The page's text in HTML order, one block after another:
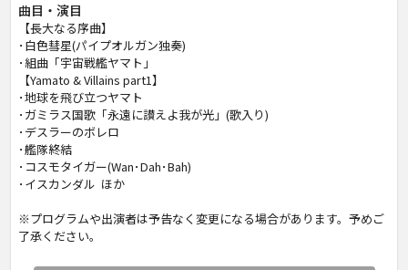
曲目・演目
【長大なる序曲】
･白色彗星(パイプオルガン独奏)
･組曲「宇宙戦艦ヤマト」
【Yamato & Villains part1】
･地球を飛び立つヤマト
･ガミラス国歌「永遠に讃えよ我が光」(歌入り)
･デスラーのボレロ
･艦隊終結
･コスモタイガー(Wan･Dah･Bah)
･イスカンダル ほか
※プログラムや出演者は予告なく変更になる場合があります。予めご
了承ください。